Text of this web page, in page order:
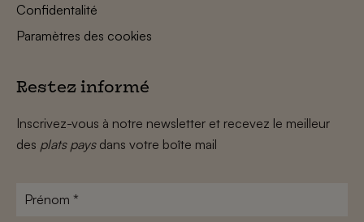
Confidentalité
Paramètres des cookies
Restez informé
Inscrivez-vous à notre newsletter et recevez le meilleur
des plats paysdans votre boîte mail
Prénom